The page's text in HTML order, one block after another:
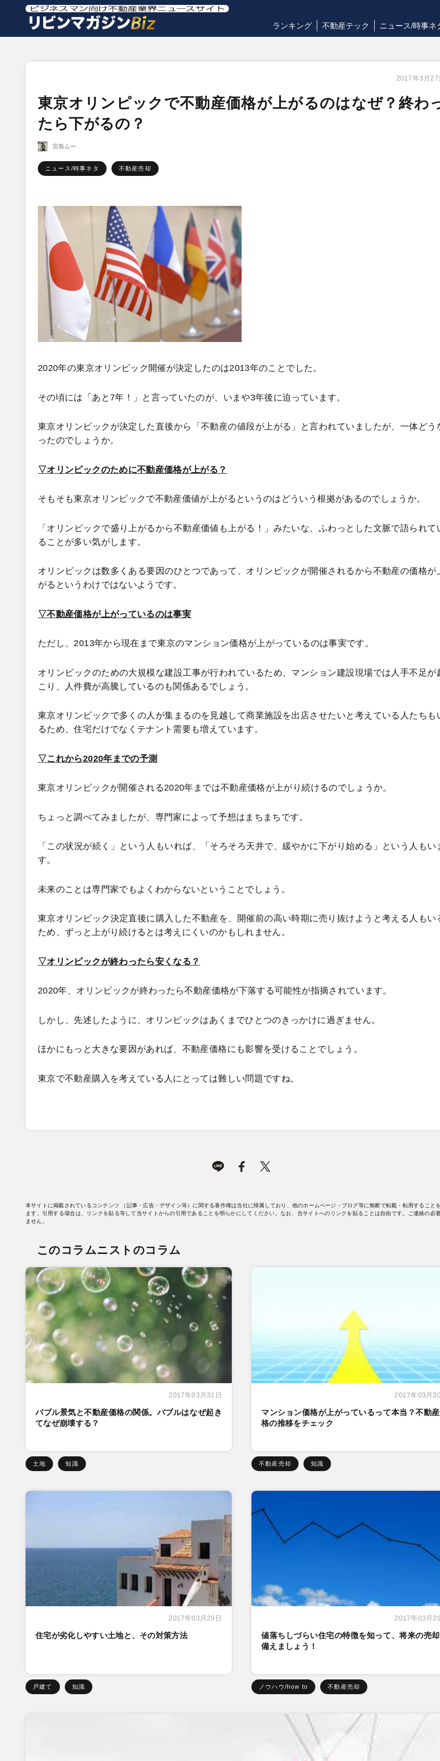
ランキング 不動産テック ニュース/時事ネ
2017年3月27
東京オリンピックで不動産価格が上がるのはなぜ？終わ
たら下がるの？
宮島ムー
ニュース/時事ネタ 不動産売却
2020年の東京オリンピック開催が決定したのは2013年のことでした。
その頃には「あと7年！」と言っていたのが、いまや3年後に迫っています。
東京オリンピックが決定した直後から「不動産の値段が上がる」と言われていましたが、一体どう
ったのでしょうか。
▽オリンピックのために不動産価格が上がる？
そもそも東京オリンピックで不動産価値が上がるというのはどういう根拠があるのでしょうか。
「オリンピックで盛り上がるから不動産価値も上がる！」みたいな、ふわっとした文脈で語られて
ることが多い気がします。
オリンピックは数多くある要因のひとつであって、オリンピックが開催されるから不動産の価格が
がるというわけではないようです。
▽不動産価格が上がっているのは事実
ただし、2013年から現在まで東京のマンション価格が上がっているのは事実です。
オリンピックのための大規模な建設工事が行われているため、マンション建設現場では人手不足が
こり、人件費が高騰しているのも関係あるでしょう。
東京オリンピックで多くの人が集まるのを見越して商業施設を出店させたいと考えている人たちも
るため、住宅だけでなくテナント需要も増えています。
▽これから2020年までの予測
東京オリンピックが開催される2020年までは不動産価格が上がり続けるのでしょうか。
ちょっと調べてみましたが、専門家によって予想はまちまちです。
「この状況が続く」という人もいれば、「そろそろ天井で、緩やかに下がり始める」という人もい
す。
未来のことは専門家でもよくわからないということでしょう。
東京オリンピック決定直後に購入した不動産を、開催前の高い時期に売り抜けようと考える人もい
ため、ずっと上がり続けるとは考えにくいのかもしれません。
▽オリンピックが終わったら安くなる？
2020年、オリンピックが終わったら不動産価格が下落する可能性が指摘されています。
しかし、先述したように、オリンピックはあくまでひとつのきっかけに過ぎません。
ほかにもっと大きな要因があれば、不動産価格にも影響を受けることでしょう。
東京で不動産購入を考えている人にとっては難しい問題ですね。
本サイトに掲載されているコンテンツ （記事・広告・デザイン等）に関する著作権は当社に帰属しており、他のホームページ・ブログ等に無断で転載・転用すること
ます。引用する場合は、リンクを貼る等して当サイトからの引用であることを明らかにしてください。なお、当サイトへのリンクを貼ることは自由です。ご連絡の必
ません。
このコラムニストのコラム
2017年03月31日
バブル景気と不動産価格の関係。バブルはなぜ起き
てなぜ崩壊する？
土地 知識
2017年03月
マンション価格が上がっているって本当？不動
格の推移をチェック
不動産売却 知識
2017年03月29日
住宅が劣化しやすい土地と、その対策方法
戸建て 知識
2017年03月
値落ちしづらい住宅の特徴を知って、将来の売
備えましょう！
ノウハウ/how to 不動産売却